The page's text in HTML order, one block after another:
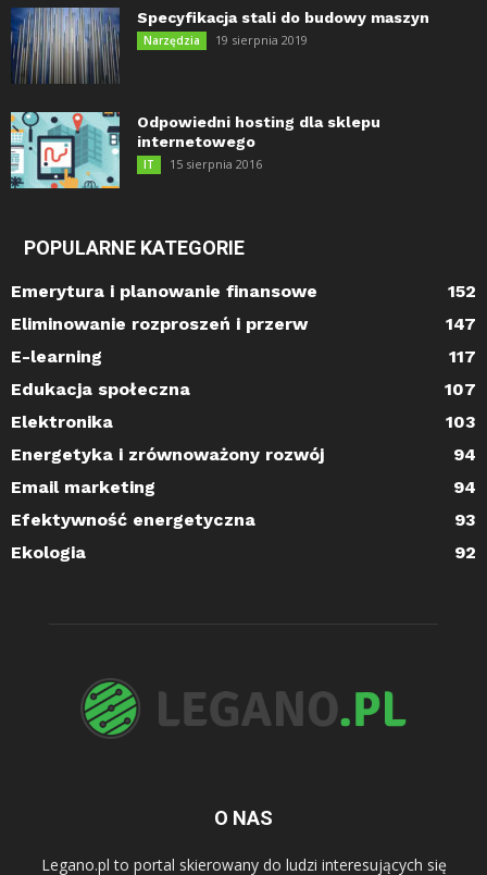
Specyfikacja stali do budowy maszyn
Narzędzia 19 sierpnia 2019
Odpowiedni hosting dla sklepu
internetowego
IT 15 sierpnia 2016
POPULARNE KATEGORIE
Emerytura i planowanie finansowe
152
Eliminowanie rozproszeń i przerw
147
E-learning
117
Edukacja społeczna
107
Elektronika
103
Energetyka i zrównoważony rozwój
94
Email marketing
94
Efektywność energetyczna
93
Ekologia
92
O NAS
Legano.pl to portal skierowany do ludzi interesujących się